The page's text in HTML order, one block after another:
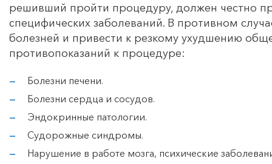
решивший пройти процедуру, должен честно
специфических заболеваний. В противном
болезней и привести к резкому ухудшению
противопоказаний к процедуре:
Болезни печени.
Болезни сердца и сосудов.
Эндокринные патологии.
Судорожные синдромы.
Нарушение в работе мозга, психические